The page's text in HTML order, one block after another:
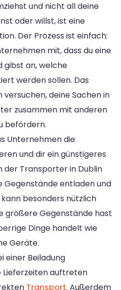
und nicht all deine
oder willst, ist eine
Der Prozess ist einfach:
mit, dass du eine
gibst an, welche
werden sollen. Das
deine Sachen in
zusammen mit anderen
befördern.
Unternehmen die
und dir ein günstigeres
der Transporter in Dublin
Gegenstände entladen und
besonders nützlich
größere Gegenstände hast
Dinge handelt wie
Geräte.
einer Beiladung
Lieferzeiten auftreten
Transport. Außerdem